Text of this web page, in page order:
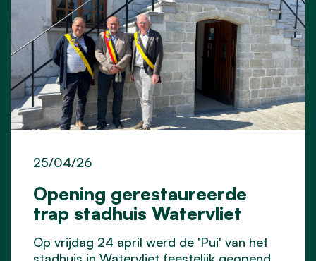
Opening gerestaureerde
trap stadhuis Watervliet
25/04/26
Op vrijdag 24 april werd de 'Pui' van het